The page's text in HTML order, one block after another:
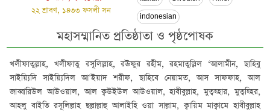
২২ শ্রাবণ, ১৪৩৩ ফসলী সন
indonesian
মহাসম্মানিত প্রতিষ্ঠাতা ও পৃষ্ঠপোষক
খলীফাতুল্লাহ, খলীফাতু রসূলিল্লাহ, রঊফুর রহীম, রহমাতুল্লিল ‘আলামীন, ছাহিবু
সাইয়্যিদি সাইয়্যিদিল আ’ইয়াদ শরীফ, ছাহিবে নেয়ামত, আস সাফফাহ, আল
জাব্বারিউল আউওয়াল, আল ক্বউইউল আউওয়াল, হাবীবুল্লাহ, মুত্বহ্হার, মুত্বহ্হির,
আহলু বাইতি রসূলিল্লাহ ছল্লাল্লাহু আলাইহি ওয়া সাল্লাম, ক্বায়িম মাক্বামে হাবীবুল্লাহ